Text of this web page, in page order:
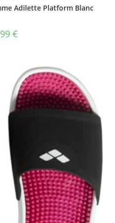
Adilette Platform Blanc
€